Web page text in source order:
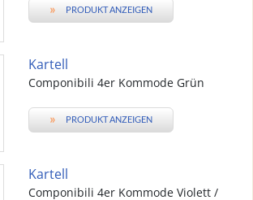
» PRODUKT ANZEIGEN
Kartell
Componibili 4er Kommode Grün
» PRODUKT ANZEIGEN
Kartell
Componibili 4er Kommode Violett /